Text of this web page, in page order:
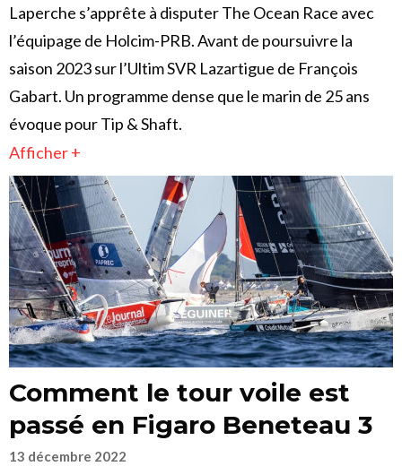
Laperche s’apprête à disputer The Ocean Race avec
l’équipage de Holcim-PRB. Avant de poursuivre la
saison 2023 sur l’Ultim SVR Lazartigue de François
Gabart. Un programme dense que le marin de 25 ans
évoque pour Tip & Shaft.
Afficher +
Comment le tour voile est
passé en Figaro Beneteau 3
13 décembre 2022